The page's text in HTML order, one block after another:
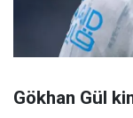
Gökhan Gül